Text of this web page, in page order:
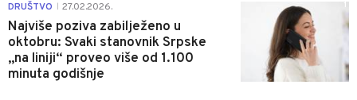
DRUŠTVO 27.02.2026.
Najviše poziva zabilježeno u
oktobru: Svaki stanovnik Srpske
„na liniji“ proveo više od 1.100
minuta godišnje